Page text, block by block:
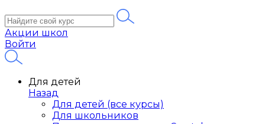
Акции школ
Войти
Для детей
Назад
Для детей (все курсы)
Для школьников